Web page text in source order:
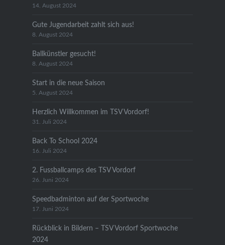
14. August 2024
Gute Jugendarbeit zahlt sich aus!
8. August 2024
Ballkünstler gesucht!
8. August 2024
Start in die neue Saison
5. August 2024
Herzlich Willkommen im TSV Vordorf!
31. Juli 2024
Back To School 2024
16. Juli 2024
2. Fussballcamps des TSV Vordorf
26. Juni 2024
Speedbadminton auf der Sportwoche
17. Juni 2024
Rückblick in Bildern – TSV Vordorf Sportwoche
2024